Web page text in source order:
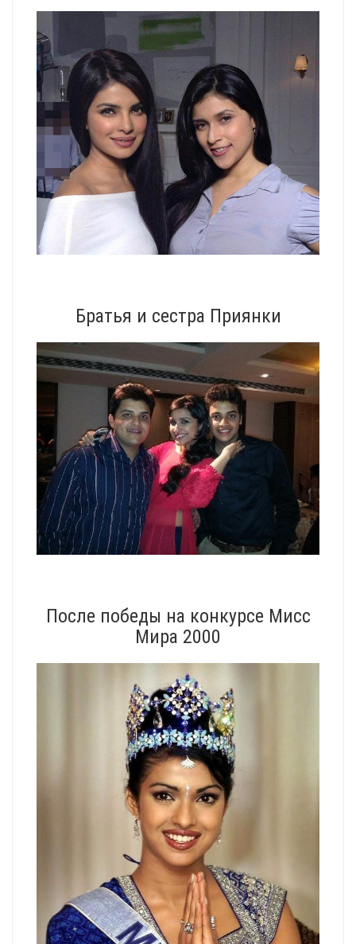
Братья и сестра Приянки
После победы на конкурсе Мисс
Мира 2000